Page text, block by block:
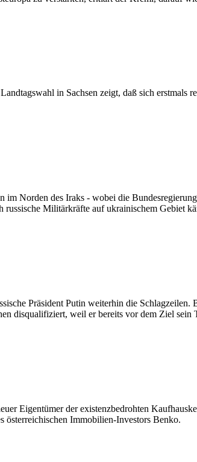
in Sachsen zeigt, daß sich erstmals
Norden des Iraks - wobei die
Militärkräfte auf ukrainischem Gebiet
Präsident Putin weiterhin die
disqualifiziert, weil er bereits vor dem Ziel sein
Eigentümer der existenzbedrohten
österreichischen Immobilien-Investors Benko.